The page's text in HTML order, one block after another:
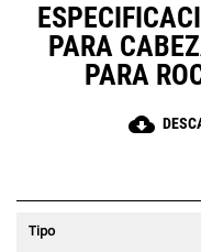
PARA
PARA
cloud_download
Tipo